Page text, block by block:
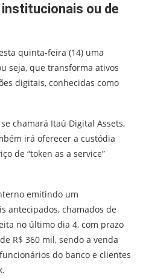
ou de
quinta-feira (14) uma
seja, que transforma ativos
digitais, conhecidas como
chamará Itaú Digital Assets,
irá oferecer a custódia
de “token as a service”
emitindo um
antecipados, chamados de
no último dia 4, com prazo
R$ 360 mil, sendo a venda
do banco e clientes